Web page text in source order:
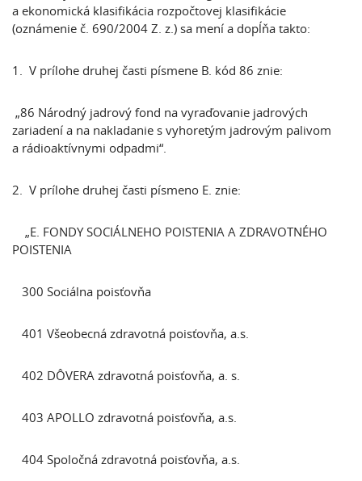
a ekonomická klasifikácia rozpočtovej klasifikácie
(oznámenie č. 690/2004 Z. z.) sa mení a dopĺňa takto:
1. V prílohe druhej časti písmene B. kód 86 znie:
„86 Národný jadrový fond na vyraďovanie jadrových
zariadení a na nakladanie s vyhoretým jadrovým palivom
a rádioaktívnymi odpadmi“.
2. V prílohe druhej časti písmeno E. znie:
„E. FONDY SOCIÁLNEHO POISTENIA A ZDRAVOTNÉHO
POISTENIA
300 Sociálna poisťovňa
401 Všeobecná zdravotná poisťovňa, a.s.
402 DÔVERA zdravotná poisťovňa, a. s.
403 APOLLO zdravotná poisťovňa, a.s.
404 Spoločná zdravotná poisťovňa, a.s.